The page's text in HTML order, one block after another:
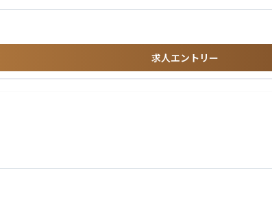
フレックスタイム制度を導入しております。1ヶ月の内、規程の労働
求人エントリー